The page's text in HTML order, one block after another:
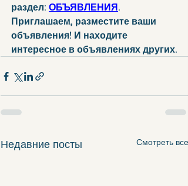
раздел: ОБЪЯВЛЕНИЯ.
Приглашаем, разместите ваши
объявления! И находите
интересное в объявлениях других.
Недавние посты Смотреть все